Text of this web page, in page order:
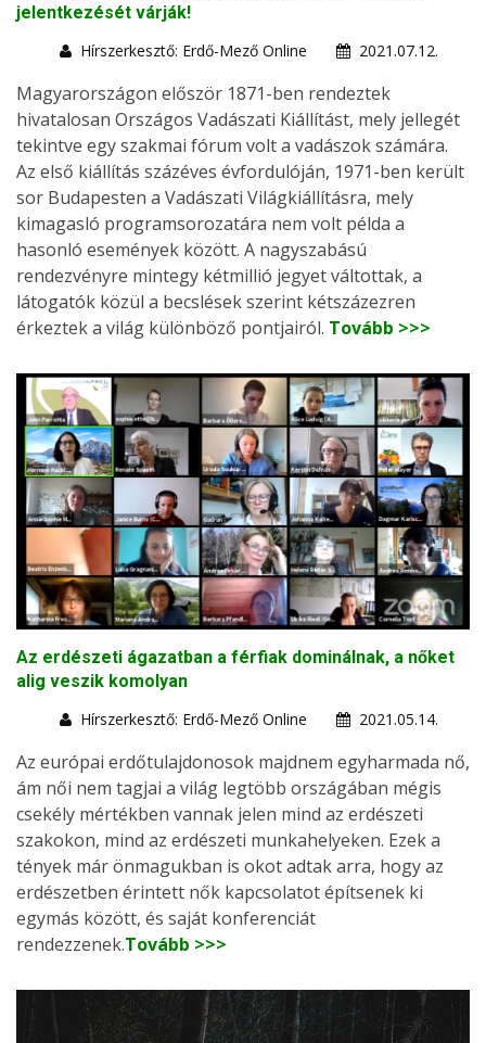
jelentkezését várják!
Hírszerkesztő: Erdő-Mező Online
2021.07.12.
Magyarországon először 1871-ben rendeztek
hivatalosan Országos Vadászati Kiállítást, mely jellegét
tekintve egy szakmai fórum volt a vadászok számára.
Az első kiállítás százéves évfordulóján, 1971-ben került
sor Budapesten a Vadászati Világkiállításra, mely
kimagasló programsorozatára nem volt példa a
hasonló események között. A nagyszabású
rendezvényre mintegy kétmillió jegyet váltottak, a
látogatók közül a becslések szerint kétszázezren
érkeztek a világ különböző pontjairól. Tovább >>>
Az erdészeti ágazatban a férfiak dominálnak, a nőket
alig veszik komolyan
Hírszerkesztő: Erdő-Mező Online
2021.05.14.
Az európai erdőtulajdonosok majdnem egyharmada nő,
ám női nem tagjai a világ legtöbb országában mégis
csekély mértékben vannak jelen mind az erdészeti
szakokon, mind az erdészeti munkahelyeken. Ezek a
tények már önmagukban is okot adtak arra, hogy az
erdészetben érintett nők kapcsolatot építsenek ki
egymás között, és saját konferenciát
rendezzenek.Tovább >>>